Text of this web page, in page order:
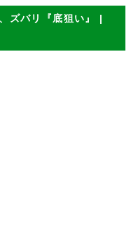
ズバリ『底狙い』 |